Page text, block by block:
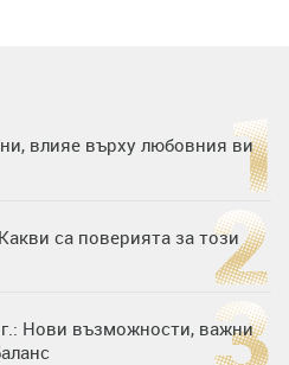
влияе върху любовния ви
са поверията за този
Нови възможности, важни